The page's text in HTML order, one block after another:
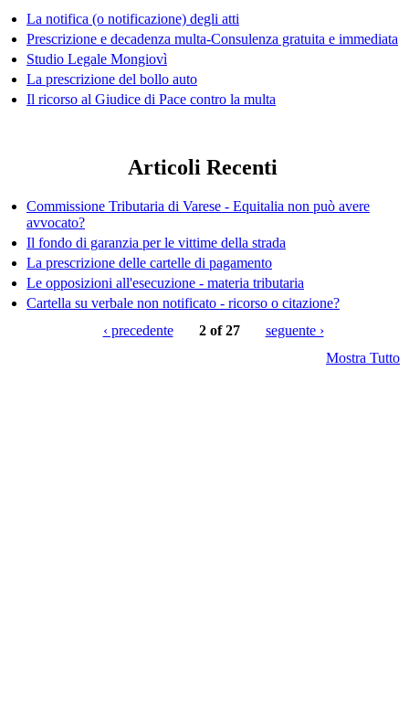
La notifica (o notificazione) degli atti
Prescrizione e decadenza multa-Consulenza gratuita e immediata
Studio Legale Mongiovì
La prescrizione del bollo auto
Il ricorso al Giudice di Pace contro la multa
Articoli Recenti
Commissione Tributaria di Varese - Equitalia non può avere
avvocato?
Il fondo di garanzia per le vittime della strada
La prescrizione delle cartelle di pagamento
Le opposizioni all'esecuzione - materia tributaria
Cartella su verbale non notificato - ricorso o citazione?
‹ precedente
2 of 27
seguente ›
Mostra Tutto